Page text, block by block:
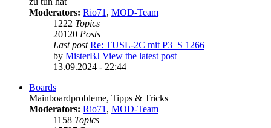
Moderators: Rio71, MOD-Team
1222 Topics
20120 Posts
Last post Re: TUSL-2C mit P3_S 1266
by MisterBJ View the latest post
13.09.2024 - 22:44
Boards
Mainboardprobleme, Tipps & Tricks
Moderators: Rio71, MOD-Team
1158 Topics